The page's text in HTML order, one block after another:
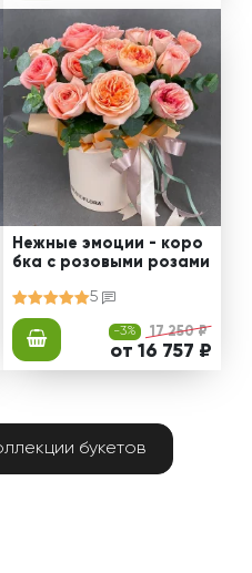
Нежные эмоции - коро
бка с розовыми розами
5
-3% 17 250 ₽
от 16 757 ₽
букетов